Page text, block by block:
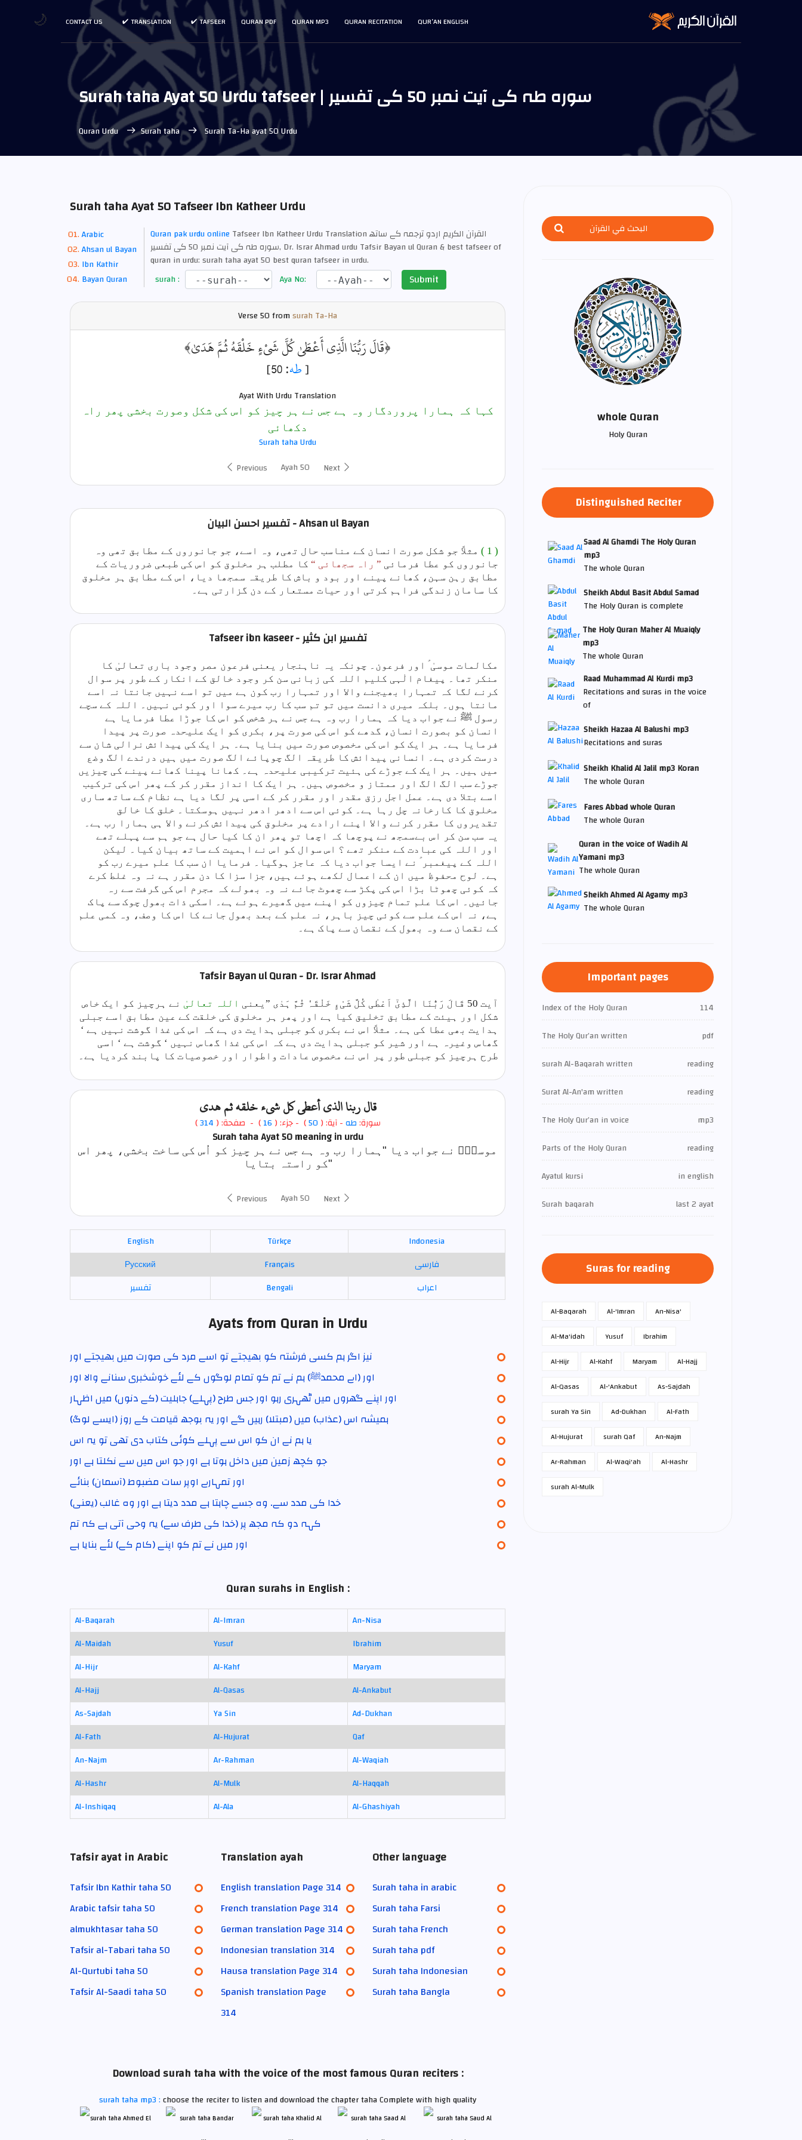
QUR’AN ENGLISH
QURAN RECITATION
QURAN MP3
QURAN PDF
TAFSEER
TRANSLATION
CONTACT US
Surah taha Ayat 50 Urdu tafseer | سورہ طہ کی آیت نمبر 50 کی تفسیر
Quran Urdu Surah taha Surah Ta-Ha ayat 50 Urdu
Surah taha Ayat 50 Tafseer Ibn Katheer Urdu
Arabic
Ahsan ul Bayan
Ibn Kathir
Bayan Quran
Quran pak urdu online Tafseer Ibn Katheer Urdu Translation القرآن الكريم اردو ترجمہ کے ساتھ
سورہ طہ کی آیت نمبر 50 کی تفسیر, Dr. Israr Ahmad urdu Tafsir Bayan ul Quran & best tafseer of
quran in urdu: surah taha ayat 50 best quran tafseer in urdu.
surah :
Aya No: Submit
Verse50 fromsurah Ta-Ha
﴿قَالَ رَبُّنَا الَّذِي أَعْطَىٰ كُلَّ شَيْءٍ خَلْقَهُ ثُمَّ هَدَىٰ﴾
[طه: 50]
Ayat With Urdu Translation
کہا کہ ہمارا پروردگار وہ ہے جس نے ہر چیز کو اس کی شکل وصورت بخشی پھر راہ
دکھائی
Surah taha Urdu
Previous
Ayah 50 Next
تفسیر احسن البیان - Ahsan ul Bayan
( 1 )
مثلاً جو شکل صورت انسان کے مناسب حال تھی، وہ اسے، جو جانوروں کے مطابق تھی وہ
جانوروں کو عطا فرمائی ” راہ سجھائی “ کا مطلب ہر مخلوق کو اس کی طبعی ضروریات کے
مطابق رہن سہن، کھانے پینے اور بود و باش کا طریقہ سمجھا دیا، اس کے مطابق ہر مخلوق
کا سامان زندگی فراہم کرتی اور حیات مستعار کے دن گزارتی ہے۔
Tafseer ibn kaseer - تفسیر ابن کثیر
مکالمات موسیٰ ؑ اور فرعون۔ چونکہ یہ ناہنجار یعنی فرعون مصر وجود باری تعالیٰ کا
منکر تھا۔ پیغام الٰہی کلیم اللہ کی زبانی سن کر وجود خالق کے انکار کے طور پر سوال
کرنے لگا کہ تمہارا بھیجنے والا اور تمہارا رب کون ہے میں تو اسے نہیں جانتا نہ اسے
مانتا ہوں۔ بلکہ میری دانست میں تو تم سب کا رب میرے سوا اور کوئی نہیں۔ اللہ کے سچے
رسول ﷺ نے جواب دیا کہ ہمارا رب وہ ہے جس نے ہر شخص کو اس کا جوڑا عطا فرمایا ہے
انسان کو بصورت انسان، گدھے کو اس کی صورت پر، بکری کو ایک علیحدہ صورت پر پیدا
فرمایا ہے۔ ہر ایک کو اس کی مخصوص صورت میں بنایا ہے۔ ہر ایک کی پیدائش نرالی شان سے
درست کردی ہے۔ انسانی پیدائش کا طریقہ الگ چوپائے الگ صورت میں ہیں درندے الگ وضع
میں ہیں۔ ہر ایک کے جوڑے کی ہئیت ترکیبی علیحدہ ہے۔ کھانا پینا کھانے پینے کی چیزیں
جوڑے سب الگ الگ اور ممتاز و مخصوص ہیں۔ ہر ایک کا انداز مقرر کر کے پھر اس کی ترکیب
اسے بتلا دی ہے۔ عمل اجل رزق مقدر اور مقرر کر کے اسی پر لگا دیا ہے نظام کے ساتھ ساری
مخلوق کا کارخانہ چل رہا ہے۔ کوئی اس سے ادھر ادھر نہیں ہوسکتا۔ خلق کا خالق
تقدیروں کا مقرر کرنے والا اپنے ارادے پر مخلوق کی پیدائش کرنے والا ہی ہمارا رب ہے۔
یہ سب سن کر اس بےسمجھ نے پوچھا کہ اچھا تو پھر ان کا کیا حال ہے جو ہم سے پہلے تھے
اور اللہ کی عبادت کے منکر تھے ؟ اس سوال کو اس نے اہمیت کے ساتھ بیان کیا۔ لیکن
اللہ کے پیغمبر ؑ نے ایسا جواب دیا کہ عاجز ہوگیا۔ فرمایا ان سب کا علم میرے رب کو
ہے۔ لوح محفوظ میں ان کے اعمال لکھے ہوئے ہیں، جزا سزا کا دن مقرر ہے نہ وہ غلط کرے
کہ کوئی چھوٹا بڑا اس کی پکڑ سے چھوٹ جائے نہ وہ بھولے کہ مجرم اس کی گرفت سے رہ
جائیں۔ اس کا علم تمام چیزوں کو اپنے میں گھیرے ہوئے ہے۔ اسکی ذات بھول چوک سے پاک
ہے، نہ اس کے علم سے کوئی چیز باہر، نہ علم کے بعد بھول جانے کا اس کا وصف، وہ کمی علم
کے نقصان سے وہ بھول کے نقصان سے پاک ہے۔
Tafsir Bayan ul Quran - Dr. Israr Ahmad
آیت 50 قَالَ رَبُّنَا الَّذِیْٓ اَعْطٰی کُلَّ شَیْءٍ خَلْقَہٗ ثُمَّ ہَدٰی ”یعنی اللہ تعالیٰ نے ہرچیز کو ایک خاص
شکل اور ہیئت کے مطابق تخلیق کیا ہے اور پھر ہر مخلوق کی خلقت کے عین مطابق اسے جبلی
ہدایت بھی عطا کی ہے۔ مثلاً اس نے بکری کو جبلی ہدایت دی ہے کہ اس کی غذا گوشت نہیں ہے ‘
گھاس وغیرہ ہے اور شیر کو جبلی ہدایت دی ہے کہ اس کی غذا گھاس نہیں ‘ گوشت ہے ‘ اسی
طرح ہرچیز کو جبلی طور پر اس نے مخصوص عادات واطوار اور خصوصیات کا پابند کردیا ہے۔
قال ربنا الذي أعطى كل شيء خلقه ثم هدى
سورة:طه- آية: (50
) - جزء: (16) - صفحة: ( 314
)
Surah taha Ayat 50meaning in urdu
موسیٰؑ نے جواب دیا "ہمارا رب وہ ہے جس نے ہر چیز کو اُس کی ساخت بخشی، پھر اس
کو راستہ بتایا"
Previous Ayah 50 Next
English Türkçe
Indonesia
Русский
Français
فارسی
تفسير
Bengali اعراب
Ayats from Quran in Urdu
نیز اگر ہم کسی فرشتہ کو بھیجتے تو اسے مرد کی صورت میں بھیجتے اور
اور (اے محمدﷺ) ہم نے تم کو تمام لوگوں کے لئے خوشخبری سنانے والا اور
اور اپنے گھروں میں ٹھہری رہو اور جس طرح (پہلے) جاہلیت (کے دنوں) میں اظہار
(ایسے لوگ) ہمیشہ اس (عذاب) میں (مبتلا) رہیں گے اور یہ بوجھ قیامت کے روز
یا ہم نے ان کو اس سے پہلے کوئی کتاب دی تھی تو یہ اس
جو کچھ زمین میں داخل ہوتا ہے اور جو اس میں سے نکلتا ہے اور
اور تمہارے اوپر سات مضبوط (آسمان) بنائے
(یعنی) خدا کی مدد سے۔ وہ جسے چاہتا ہے مدد دیتا ہے اور وہ غالب
کہہ دو کہ مجھ پر (خدا کی طرف سے) یہ وحی آتی ہے کہ تم
اور میں نے تم کو اپنے (کام کے) لئے بنایا ہے
Quran surahs in English :
Al-Baqarah Al-Imran
An-Nisa
Al-Maidah
Yusuf
Ibrahim
Al-Hijr
Al-Kahf
Maryam
Al-Hajj
Al-Qasas
Al-Ankabut
As-Sajdah
Ya Sin
Ad-Dukhan
Al-Fath
Al-Hujurat
Qaf
An-Najm
Ar-Rahman
Al-Waqiah
Al-Hashr
Al-Mulk
Al-Haqqah
Al-Inshiqaq
Al-Ala Al-Ghashiyah
Tafsir ayat in Arabic
Tafsir Ibn Kathir taha 50
Arabic tafsir taha 50
almukhtasar taha 50
Tafsir al-Tabari taha 50
Al-Qurtubi taha 50
Tafsir Al-Saadi taha 50
Translation ayah
English translation Page 314
French translation Page 314
German translation Page 314
Indonesian translation 314
Hausa translation Page 314
Spanish translation Page
314
Other language
Surah taha in arabic
Surah taha Farsi
Surah taha French
Surah taha pdf
Surah taha Indonesian
Surah taha Bangla
Download surah taha with the voice of the most famous Quran reciters :
surah taha mp3 :choose the reciter to listen and download the chapter taha Complete with high quality
whole Quran
Holy Quran
Distinguished Reciter
Saad Al Ghamdi The Holy Quran
mp3
The whole Quran
Sheikh Abdul Basit Abdul Samad
The Holy Quran is complete
The Holy Quran Maher Al Muaiqly
mp3
The whole Quran
Raad Muhammad Al Kurdi mp3
Recitations and suras in the voice
of
Sheikh Hazaa Al Balushi mp3
Recitations and suras
Sheikh Khalid Al Jalil mp3 Koran
The whole Quran
Fares Abbad whole Quran
The whole Quran
Quran in the voice of Wadih Al
Yamani mp3
The whole Quran
Sheikh Ahmed Al Agamy mp3
The whole Quran
Important pages
Index of the Holy Quran
114
The Holy Qur’an written
pdf
surah Al-Baqarah written
reading
Surat Al-An'am written
reading
The Holy Qur’an in voice
mp3
Parts of the Holy Quran
reading
Ayatul kursi
in english
Surah baqarah
last 2 ayat
Suras for reading
Al-Baqarah Al-'Imran
An-Nisa'
Al-Ma'idah
Yusuf
Ibrahim
Al-Hijr
Al-Kahf Maryam
Al-Hajj
Al-Qasas
Al-'Ankabut
As-Sajdah
surah Ya Sin
Ad-Dukhan
Al-Fath
Al-Hujurat
surah Qaf
An-Najm
Ar-Rahman
Al-Waqi'ah
Al-Hashr
surah Al-Mulk
🌙